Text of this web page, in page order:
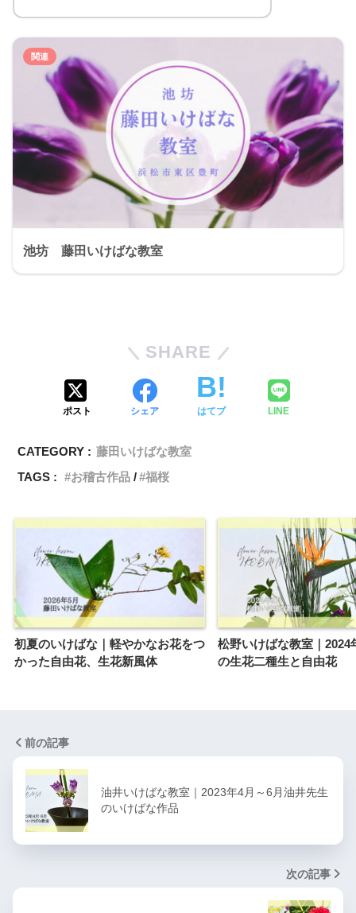
池坊 藤田いけばな教室
SHARE
ポスト シェア はてブ LINE
CATEGORY : 藤田いけばな教室
TAGS :
お稽古作品 福桜
初夏のいけばな｜軽やかなお花をつ
かった自由花、生花新風体
松野いけばな教室｜2024
の生花二種生と自由花
前の記事
油井いけばな教室｜2023年4月～6月油井先生
のいけばな作品
次の記事